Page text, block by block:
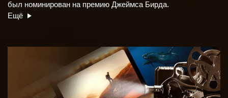
был номинирован на премию Джеймса Бирда.
Ещё